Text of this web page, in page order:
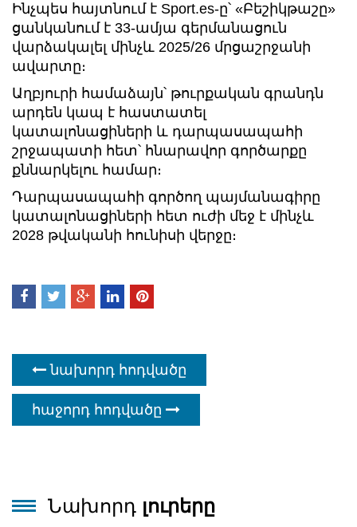
Ինչպես հայտնում է Sport.es-ը՝ «Բեշիկթաշը»
ցանկանում է 33-ամյա գերմանացուն
վարձակալել մինչև 2025/26 մրցաշրջանի
ավարտը։
Աղբյուրի համաձայն՝ թուրքական գրանդն
արդեն կապ է հաստատել
կատալոնացիների և դարպասապահի
շրջապատի հետ՝ հնարավոր գործարքը
քննարկելու համար։
Դարպասապահի գործող պայմանագիրը
կատալոնացիների հետ ուժի մեջ է մինչև
2028 թվականի հունիսի վերջը։
նախորդ հոդվածը
հաջորդ հոդվածը
Նախորդ լուրերը